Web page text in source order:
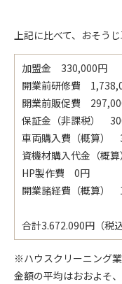
上記に比べて、おそう
加盟金 330,000円
開業前研修費
開業前販促費
保証金（非課税）
車両購入費（概算）
資機材購入代金（概
HP製作費 0円
開業諸経費（概算）
合計3.672.090円（税込
※ハウスクリーニング
金額の平均はおおよそ